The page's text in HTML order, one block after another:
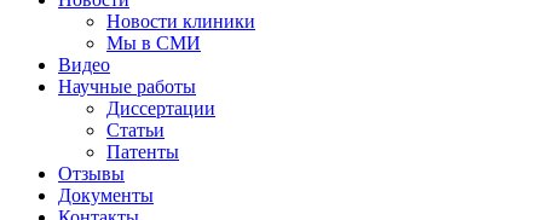
Новости клиники
Мы в СМИ
Видео
Научные работы
Диссертации
Статьи
Патенты
Отзывы
Документы